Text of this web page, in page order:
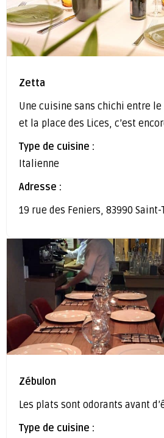
Zetta
Une cuisine sans chichi entre le
et la place des Lices, c’est
Type de cuisine :
Italienne
Adresse :
19 rue des Feniers, 83990 Saint-
Zébulon
Les plats sont odorants avant
Type de cuisine :